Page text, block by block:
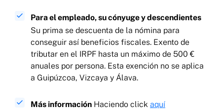
Para el empleado, su cónyuge y descendientes
Su prima se descuenta de la nómina para
conseguir así beneficios fiscales. Exento de
tributar en el IRPF hasta un máximo de 500 €
anuales por persona. Esta exención no se aplica
a Guipúzcoa, Vizcaya y Álava.
Más información Haciendo click aquí